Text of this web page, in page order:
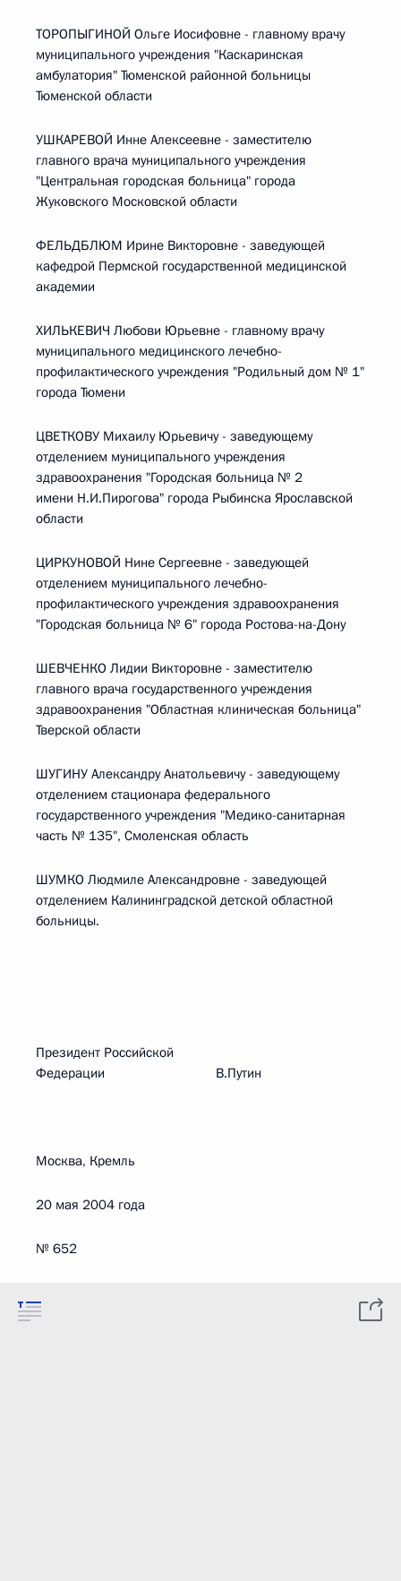
ТОРОПЫГИНОЙ Ольге Иосифовне - главному врачу
муниципального учреждения "Каскаринская
амбулатория" Тюменской районной больницы
Тюменской области
УШКАРЕВОЙ Инне Алексеевне - заместителю
главного врача муниципального учреждения
"Центральная городская больница" города
Жуковского Московской области
ФЕЛЬДБЛЮМ Ирине Викторовне - заведующей
кафедрой Пермской государственной медицинской
академии
ХИЛЬКЕВИЧ Любови Юрьевне - главному врачу
муниципального медицинского лечебно-
профилактического учреждения "Родильный дом № 1"
города Тюмени
ЦВЕТКОВУ Михаилу Юрьевичу - заведующему
отделением муниципального учреждения
здравоохранения "Городская больница № 2
имени Н.И.Пирогова" города Рыбинска Ярославской
области
ЦИРКУНОВОЙ Нине Сергеевне - заведующей
отделением муниципального лечебно-
профилактического учреждения здравоохранения
"Городская больница № 6" города Ростова-на-Дону
ШЕВЧЕНКО Лидии Викторовне - заместителю
главного врача государственного учреждения
здравоохранения "Областная клиническая больница"
Тверской области
ШУГИНУ Александру Анатольевичу - заведующему
отделением стационара федерального
государственного учреждения "Медико-санитарная
часть № 135", Смоленская область
ШУМКО Людмиле Александровне - заведующей
отделением Калининградской детской областной
больницы.
Президент Российской
Федерации В.Путин
Москва, Кремль
20 мая 2004 года
№ 652